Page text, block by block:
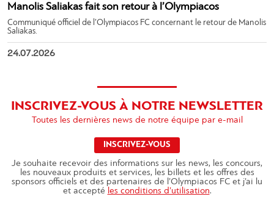
Manolis Saliakas fait son retour à l’Olympiacos
Communiqué officiel de l’Olympiacos FC concernant le retour de Manolis
Saliakas.
24.07.2026
INSCRIVEZ-VOUS À NOTRE NEWSLETTER
Toutes les dernières news de notre équipe par e-mail
INSCRIVEZ-VOUS
Je souhaite recevoir des informations sur les news, les concours,
les nouveaux produits et services, les billets et les offres des
sponsors officiels et des partenaires de l’Olympiacos FC et j’ai lu
et accepté les conditions d’utilisation.